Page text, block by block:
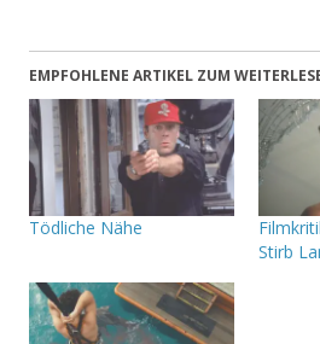
EMPFOHLENE ARTIKEL ZUM
Tödliche Nähe
Stirb